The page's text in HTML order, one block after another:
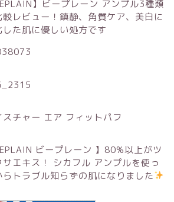
】ビープレーン アンプル3種類
較レビュー！鎮静、角質ケア、美白に
した肌に優しい処方です
スチャー エア フィットパフ
ビープレーン 】80%以上がツ
サエキス！ シカフル アンプルを使っ
らトラブル知らずの肌になりました